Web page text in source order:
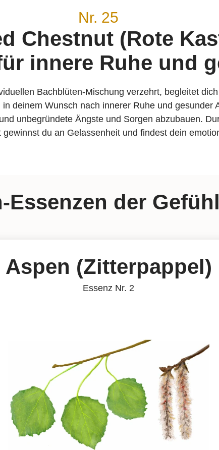
Nr. 25
Chestnut (Rote
innere Ruhe und
Bachblüten-Mischung verzehrt, begleitet
deinem Wunsch nach innerer Ruhe und gesunder
unbegründete Ängste und Sorgen abzubauen.
du an Gelassenheit und findest dein
Essenzen der
Aspen (Zitterpappel)
Essenz Nr. 2